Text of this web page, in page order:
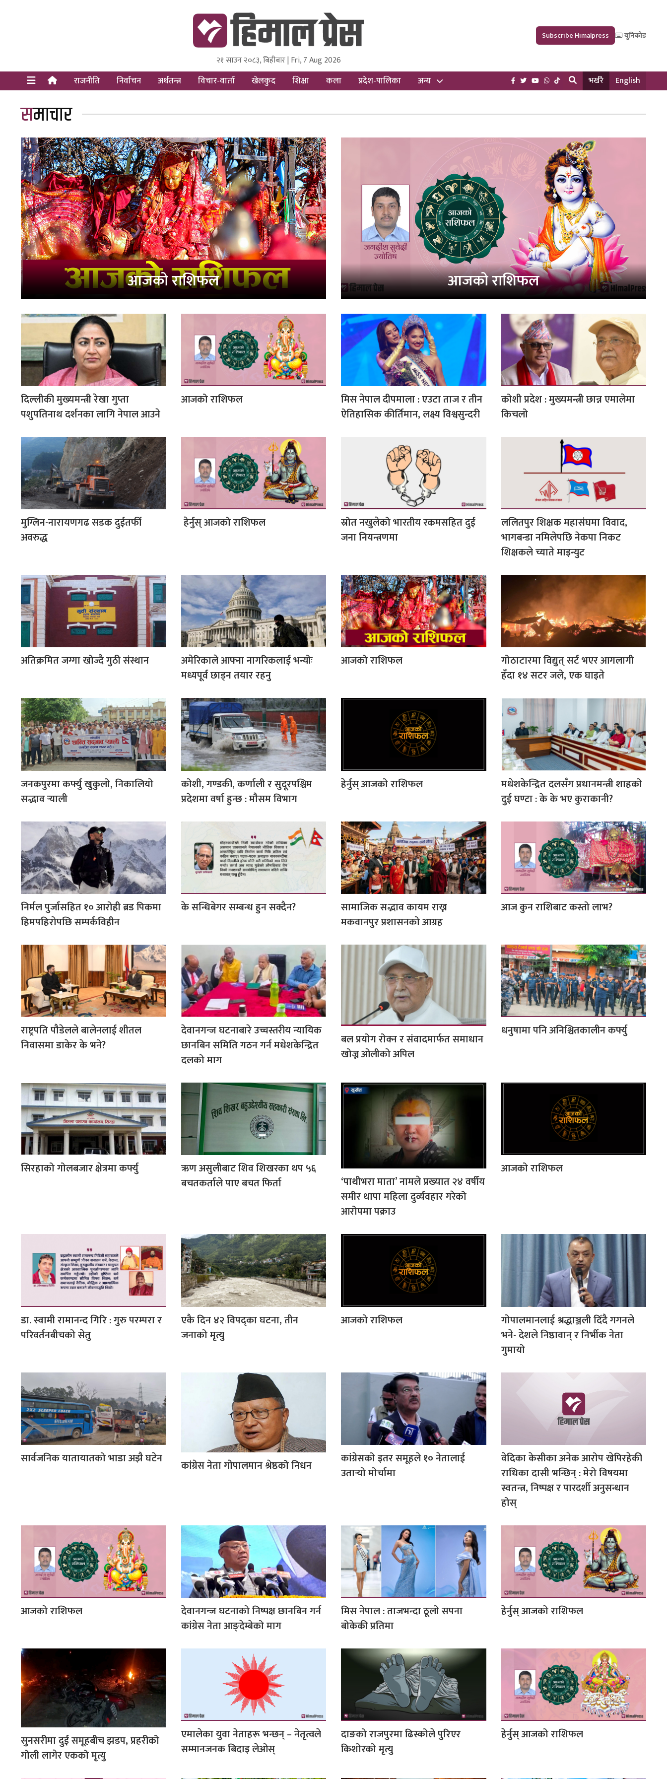
Himal Press
Dot NewsyNepal Media and Research Pvt Ltd.
२१ साउन २०८३, बिहीबार | Fri, 7 Aug 2026
Subscribe Himalpress युनिकोड
राजनीति निर्वाचन अर्थतन्त्र विचार-वार्ता खेलकुद शिक्षा कला प्रदेश-पालिका अन्य भर्खरै English
समाचार
आजको राशिफल आजको राशिफल
दिल्लीकी मुख्यमन्त्री रेखा गुप्ता
पशुपतिनाथ दर्शनका लागि नेपाल आउने
आजको राशिफल
मिस नेपाल दीपमाला : एउटा ताज र तीन
ऐतिहासिक कीर्तिमान, लक्ष्य विश्वसुन्दरी
कोशी प्रदेश : मुख्यमन्त्री छान्न एमालेमा
किचलो
मुग्लिन-नारायणगढ सडक दुईतर्फी
अवरुद्ध
हेर्नुस् आजको राशिफल
स्रोत नखुलेको भारतीय रकमसहित दुई
जना नियन्त्रणमा
ललितपुर शिक्षक महासंघमा विवाद,
भागबन्डा नमिलेपछि नेकपा निकट
शिक्षकले च्याते माइन्युट
अतिक्रमित जग्गा खोज्दै गुठी संस्थान
अमेरिकाले आफ्ना नागरिकलाई भन्योः
मध्यपूर्व छाड्न तयार रहनु
आजको राशिफल
गोठाटारमा विद्युत् सर्ट भएर आगलागी
हँदा १४ सटर जले, एक घाइते
जनकपुरमा कर्फ्यु खुकुलो, निकालियो
सद्भाव र्‍याली
कोशी, गण्डकी, कर्णाली र सुदूरपश्चिम
प्रदेशमा वर्षा हुन्छ : मौसम विभाग
हेर्नुस् आजको राशिफल
मधेशकेन्द्रित दलसँग प्रधानमन्त्री शाहको
दुई घण्टा : के के भए कुराकानी?
निर्मल पुर्जासहित १० आरोही ब्रड पिकमा
हिमपहिरोपछि सम्पर्कविहीन
के सन्धिबेगर सम्बन्ध हुन सक्दैन?
सामाजिक सद्भाव कायम राख्न
मकवानपुर प्रशासनको आग्रह
आज कुन राशिबाट कस्तो लाभ?
राष्ट्रपति पौडेलले बालेनलाई शीतल
निवासमा डाकेर के भने?
देवानगन्ज घटनाबारे उच्चस्तरीय न्यायिक
छानबिन समिति गठन गर्न मधेशकेन्द्रित
दलको माग
बल प्रयोग रोक्न र संवादमार्फत समाधान
खोज्न ओलीको अपिल
धनुषामा पनि अनिश्चितकालीन कर्फ्यु
सिरहाको गोलबजार क्षेत्रमा कर्फ्यु
ऋण असुलीबाट शिव शिखरका थप ५६
बचतकर्ताले पाए बचत फिर्ता
‘पाथीभरा माता’ नामले प्रख्यात २४ वर्षीय
समीर थापा महिला दुर्व्यवहार गरेको
आरोपमा पक्राउ
आजको राशिफल
डा. स्वामी रामानन्द गिरि : गुरु परम्परा र
परिवर्तनबीचको सेतु
एकै दिन ४२ विपद्का घटना, तीन
जनाको मृत्यु
आजको राशिफल
गोपालमानलाई श्रद्धाञ्जली दिँदै गगनले
भने- देशले निष्ठावान् र निर्भीक नेता
गुमायो
सार्वजनिक यातायातको भाडा अझै घटेन कांग्रेस नेता गाेपालमान श्रेष्ठको निधन
कांग्रेसको इतर समूहले १० नेतालाई
उतार्‍यो मोर्चामा
वेदिका केसीका अनेक आरोप खेपिरहेकी
राधिका दासी भन्छिन् : मेरो विषयमा
स्वतन्त्र, निष्पक्ष र पारदर्शी अनुसन्धान
होस्
आजको राशिफल
देवानगन्ज घटनाको निष्पक्ष छानबिन गर्न
कांग्रेस नेता आङ्देम्बेको माग
मिस नेपाल : ताजभन्दा ठूलो सपना
बोकेकी प्रतिमा
हेर्नुस् आजको राशिफल
सुनसरीमा दुई समूहबीच झडप, प्रहरीको
गोली लागेर एकक‍ो मृत्यु
एमालेका युवा नेताहरू भन्छन् – नेतृत्वले
सम्मानजनक बिदाइ लेओस्
दाङको राजपुरमा ढिस्कोले पुरिएर
किशोरको मृत्यु
हेर्नुस् आजको राशिफल